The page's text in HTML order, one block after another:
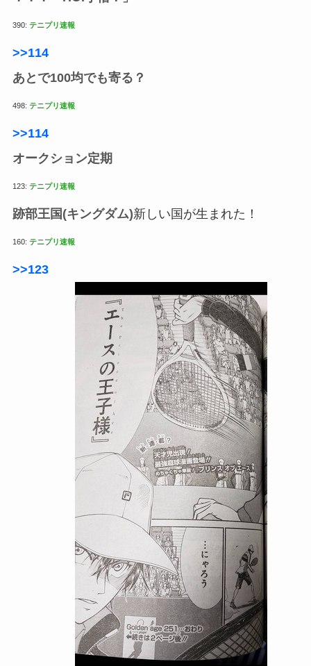
390: テニプリ速報
>>114
あとで100均でも寄る？
498: テニプリ速報
>>114
オークション定期
123: テニプリ速報
跡部王国(キングダム)新しい国が生まれた！
160: テニプリ速報
>>123